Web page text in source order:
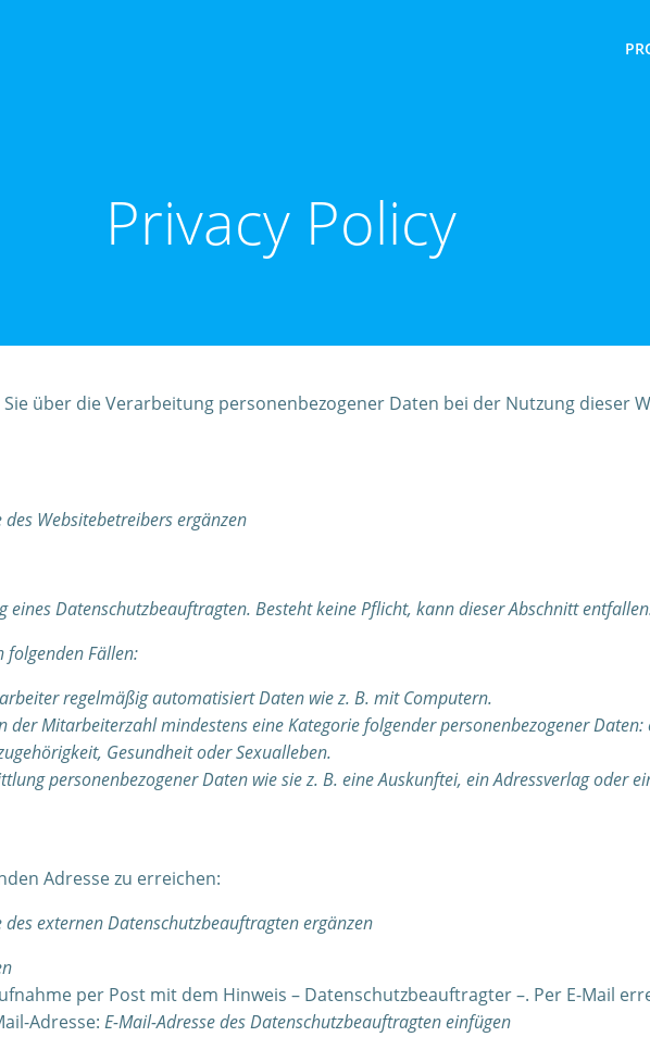
Privacy Policy
über die Verarbeitung personenbezogener Daten bei der Nutzung dieser
Websitebetreibers ergänzen
Datenschutzbeauftragten. Besteht keine Pflicht, kann dieser Abschnitt
folgenden Fällen:
regelmäßig automatisiert Daten wie z. B. mit Computern.
Mitarbeiterzahl mindestens eine Kategorie folgender personenbezogener
Gesundheit oder Sexualleben.
personenbezogener Daten wie sie z. B. eine Auskunftei, ein Adressverlag oder
Adresse zu erreichen:
externen Datenschutzbeauftragten ergänzen
per Post mit dem Hinweis – Datenschutzbeauftragter –. Per E-Mail
Adresse: E-Mail-Adresse des Datenschutzbeauftragten einfügen